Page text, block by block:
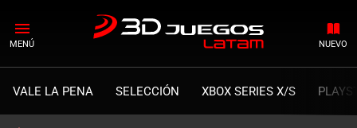
MENÚ NUEVO
VALE LA PENA SELECCIÓN XBOX SERIES X/S